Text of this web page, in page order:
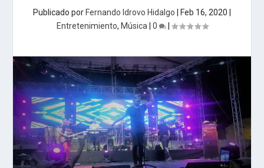
Publicado por Fernando Idrovo Hidalgo Feb 16, 2020
Entretenimiento, Música 0 |